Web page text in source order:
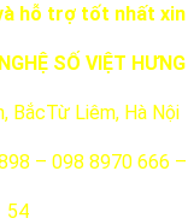
hỗ trợ tốt nhất xin
SỐ VIỆT HƯNG
Liêm, Hà Nội
– 098 8970 666